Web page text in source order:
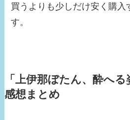
買うよりも少しだけ安く購入
す。
「上伊那ぼたん、酔へ
感想まとめ